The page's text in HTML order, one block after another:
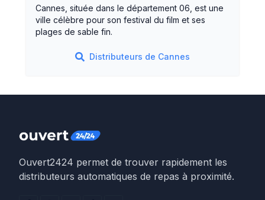
Cannes, située dans le département 06, est une
ville célèbre pour son festival du film et ses
plages de sable fin.
Distributeurs de Cannes
Ouvert2424 permet de trouver rapidement les
distributeurs automatiques de repas à proximité.